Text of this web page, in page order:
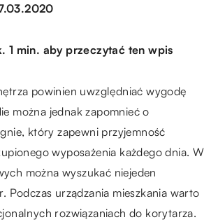
1 min. aby przeczytać ten wpis
powinien uwzględniać wygodę
można jednak zapomnieć o
który zapewni przyjemność
wyposażenia każdego dnia. W
można wyszukać niejeden
Podczas urządzania mieszkania warto
rozwiązaniach do korytarza.